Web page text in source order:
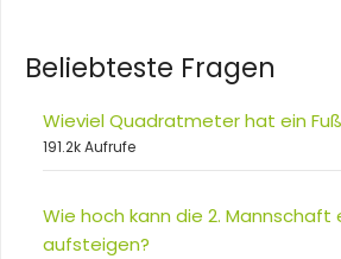
Beliebteste Fragen
Wieviel Quadratmeter hat ein
191.2k Aufrufe
Wie hoch kann die 2. Mannschaft
aufsteigen?